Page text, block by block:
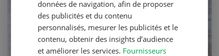
données de navigation, afin de proposer
des publicités et du contenu
personnalisés, mesurer les publicités et le
contenu, obtenir des insights d’audience
et améliorer les services. Fournisseurs